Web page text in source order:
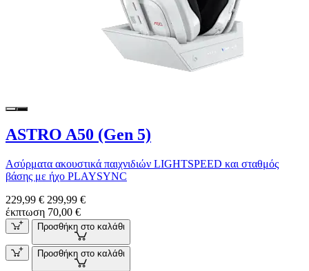
ASTRO A50 (Gen 5)
Ασύρματα ακουστικά παιχνιδιών LIGHTSPEED και σταθμός
βάσης με ήχο PLAYSYNC
229,99 € 299,99 €
έκπτωση 70,00 €
Προσθήκη στο καλάθι
Προσθήκη στο καλάθι